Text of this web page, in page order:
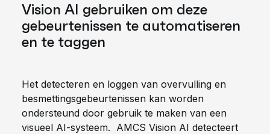
Vision AI gebruiken om deze
gebeurtenissen te automatiseren
en te taggen
Het detecteren en loggen van overvulling en
besmettingsgebeurtenissen kan worden
ondersteund door gebruik te maken van een
visueel AI-systeem. AMCS Vision AI detecteert